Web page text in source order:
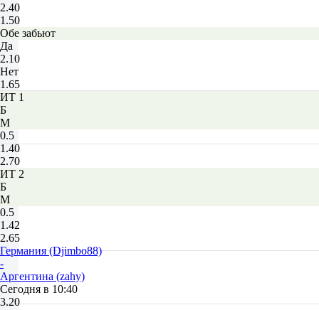
2.40
1.50
Обе забьют
Да
2.10
Нет
1.65
ИТ 1
Б
М
0.5
1.40
2.70
ИТ 2
Б
М
0.5
1.42
2.65
Германия (Djimbo88)
-
Аргентина (zahy)
Сегодня в 10:40
3.20